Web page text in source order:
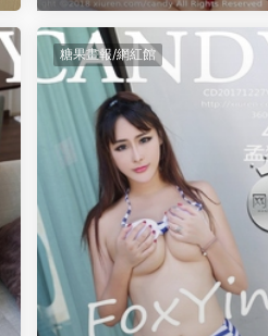
糖果畫報/網紅館